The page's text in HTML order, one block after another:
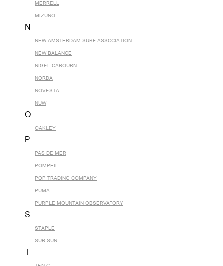
MERRELL
MIZUNO
N
NEW AMSTERDAM SURF ASSOCIATION
NEW BALANCE
NIGEL CABOURN
NORDA
NOVESTA
NUW
O
OAKLEY
P
PAS DE MER
POMPEII
POP TRADING COMPANY
PUMA
PURPLE MOUNTAIN OBSERVATORY
S
STAPLE
SUB SUN